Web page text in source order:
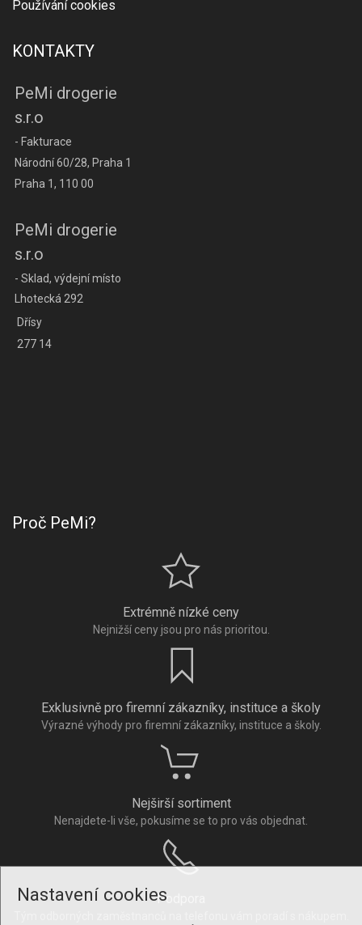
Nastavení cookies
Používání cookies
KONTAKTY
PeMi drogerie
s.r.o
- Fakturace
Národní 60/28, Praha 1
Praha 1, 110 00
PeMi drogerie
s.r.o
- Sklad, výdejní místo
Lhotecká 292
Dřísy
277 14
Proč PeMi?
Extrémně nízké ceny
Nejnižší ceny jsou pro nás prioritou.
Exklusivně pro firemní zákazníky, instituce a školy
Výrazné výhody pro firemní zákazníky, instituce a školy.
Nejširší sortiment
Nenajdete-li vše, pokusíme se to pro vás objednat.
Podpora